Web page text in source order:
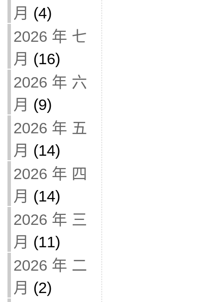
月 (4)
2026 年 七
月 (16)
2026 年 六
月 (9)
2026 年 五
月 (14)
2026 年 四
月 (14)
2026 年 三
月 (11)
2026 年 二
月 (2)